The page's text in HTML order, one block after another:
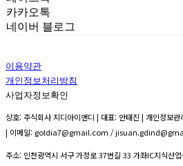
카카오톡
네이버 블로그
이용약관
개인정보처리방침
사업자정보확인
상호: 주식회사 지디아이앤디 | 대표: 안태진 | 개인정보
| 이메일: goldia7@gmail.com /
주소: 인천광역시 서구 가정로 37번길 33 가좌IC지식산